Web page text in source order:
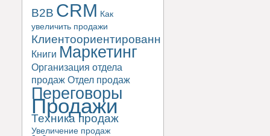
B2B CRM Как
увеличить продажи
Клиентоориентированность
Книги Маркетинг
Организация отдела
продаж Отдел продаж
Переговоры
Продажи
Техника продаж
Увеличение продаж